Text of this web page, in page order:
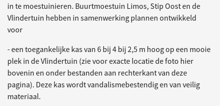
in te moestuinieren. Buurtmoestuin Limos, Stip Oost en de
Vlindertuin hebben in samenwerking plannen ontwikkeld
voor
- een toegankelijke kas van 6 bij 4 bij 2,5 m hoog op een mooie
plek in de Vlindertuin (zie voor exacte locatie de foto hier
bovenin en onder bestanden aan rechterkant van deze
pagina). Deze kas wordt vandalismebestendig en van veilig
materiaal.